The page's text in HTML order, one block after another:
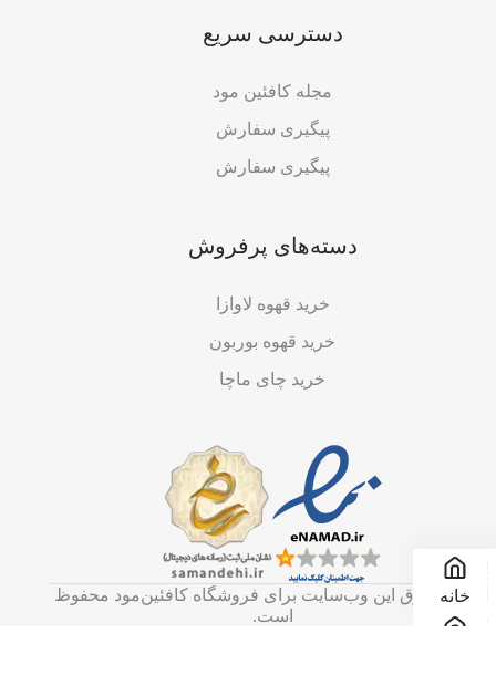
دسترسی سریع
مجله کافئین مود
پیگیری سفارش
پیگیری سفارش
دسته‌های پرفروش
خرید قهوه لاوازا
خرید قهوه بوربون
خرید چای ماچا
تمامی حقوق این وب‌سایت برای فروشگاه کافئین‌مود محفوظ
است.
خانه